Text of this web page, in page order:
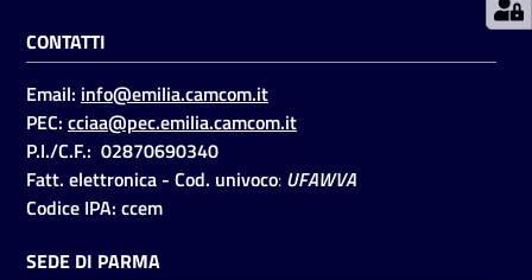
Accedi
Registrati
CONTATTI
Email: info@emilia.camcom.it
PEC: cciaa@pec.emilia.camcom.it
P.I./C.F.: 02870690340
Fatt. elettronica - Cod. univoco: UFAWVA
Codice IPA: ccem
SEDE DI PARMA